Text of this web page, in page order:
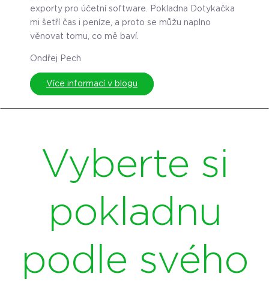
exporty pro účetní software. Pokladna Dotykačka
mi šetří čas i peníze, a proto se můžu naplno
věnovat tomu, co mě baví.
Ondřej Pech
Více informací v blogu
Vyberte si
pokladnu
podle svého